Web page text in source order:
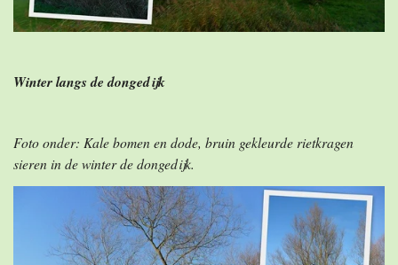
Winter langs de dongedijk
Foto onder: Kale bomen en dode, bruin gekleurde rietkragen
sieren in de winter de dongedijk.